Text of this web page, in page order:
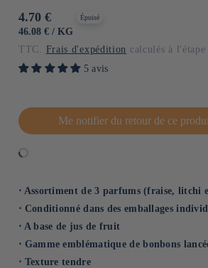
Prix
habituel
4.70 €
PRIX
46.08 € / PAR
KG
Épuisé
TTC. Frais d'expédition calculés à l'étape
5 avis
Me notifier du retour de ce
⋅ Assortiment de 3 parfums (fraise, litchi
⋅ Conditionné dans des emballages
⋅ A base de jus de fruit
⋅ Gamme emblématique de bonbons
⋅ Texture tendre